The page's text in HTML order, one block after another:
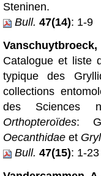
Steninen.
Bull. 47(14): 1-9
Vanschuytbroeck,
Catalogue et liste
typique des
collections
des Sciences
Orthopteroïdes:
Oecanthidaeet
Bull. 47(15): 1-23